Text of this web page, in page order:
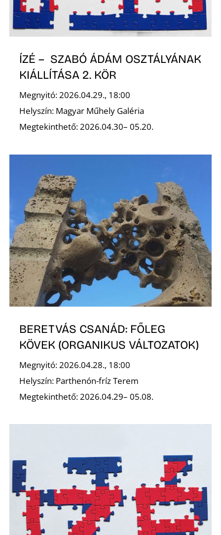
ÍZÉ – SZABÓ ÁDÁM OSZTÁLYÁNAK
KIÁLLÍTÁSA 2. KÖR
Megnyitó: 2026.04.29., 18:00
Helyszín: Magyar Műhely Galéria
Megtekinthető: 2026.04.30– 05.20.
BERETVÁS CSANÁD: FŐLEG
KÖVEK (ORGANIKUS VÁLTOZATOK)
Megnyitó: 2026.04.28., 18:00
Helyszín: Parthenón-fríz Terem
Megtekinthető: 2026.04.29– 05.08.